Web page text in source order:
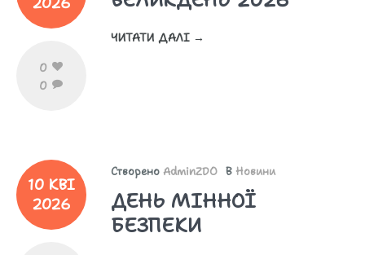
0
0
ЧИТАТИ ДАЛІ →
10 КВІ
2026
Створено AdminZDO В Новини
ДЕНЬ МІННОЇ
БЕЗПЕКИ